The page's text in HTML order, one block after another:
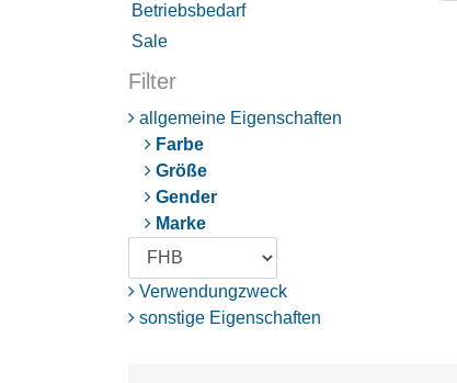
Betriebsbedarf
Sale
Filter
allgemeine Eigenschaften
Farbe
Größe
Gender
Marke
Verwendungzweck
sonstige Eigenschaften